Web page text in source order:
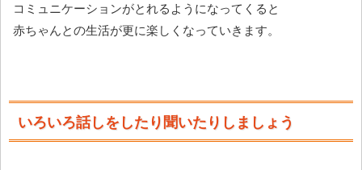
コミュニケーションがとれるようになってくると
赤ちゃんとの生活が更に楽しくなっていきます。
いろいろ話しをしたり聞いたりしましょう